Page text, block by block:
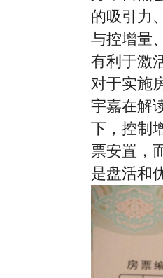
的吸引力
与控增量
有利于激
对于实施
宇嘉在解
下，控制
票安置，
是盘活和